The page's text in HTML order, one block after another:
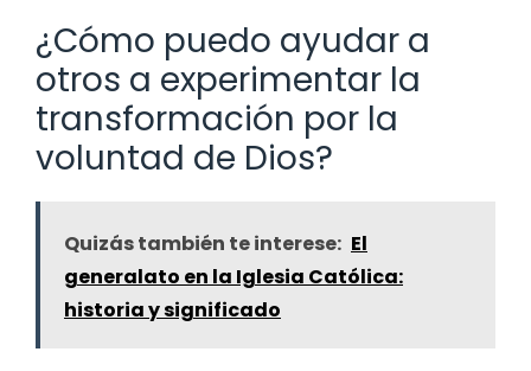
¿Cómo puedo ayudar a
otros a experimentar la
transformación por la
voluntad de Dios?
Quizás también te interese: El
generalato en la Iglesia Católica:
historia y significado